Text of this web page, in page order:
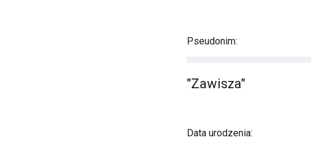
Pseudonim:
"Zawisza"
Data urodzenia: